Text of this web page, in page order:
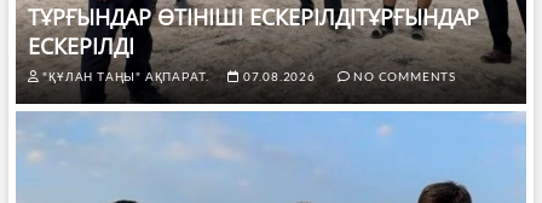
ТҰРҒЫНДАР ӨТІНІШІ ЕСКЕРІЛДІТҰРҒЫНДАР
ЕСКЕРІЛДІ
"ҚҰЛАН ТАҢЫ" АҚПАРАТ. 07.08.2026 NO COMMENTS